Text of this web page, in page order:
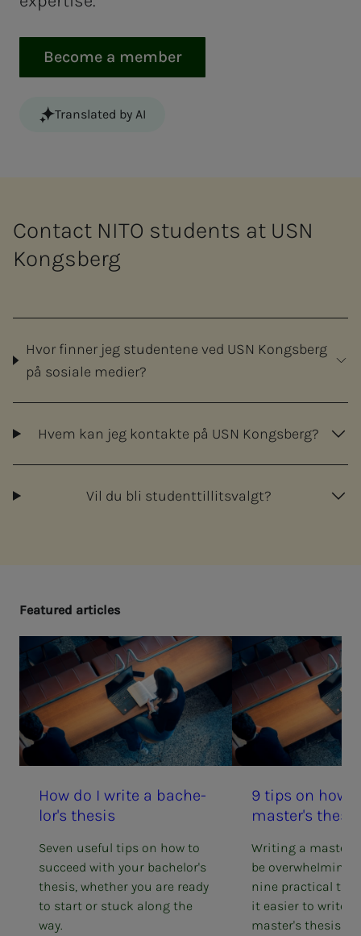
Become a member
Translated by AI
Contact NITO students at USN
Kongsberg
Hvor finner jeg studentene ved USN Kongsberg
på sosiale medier?
Hvem kan jeg kontakte på USN Kongsberg?
Vil du bli studenttillitsvalgt?
Fea­­­tured ar­ti­­­cles
How do I write a bach­e­
lor's the­­­sis
Seven useful tips on how to
succeed with your bachelor's
thesis, whether you are ready
to start or stuck along the
way.
9 tips on how
mas­ter's the­­­sis
Writing a
be overwhelming.
nine practical
it easier to write a
master's thesis